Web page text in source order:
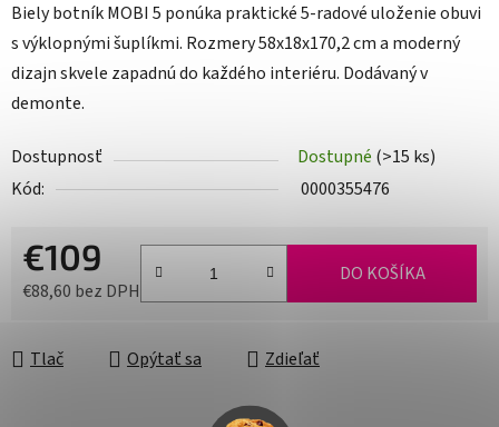
Biely botník MOBI 5 ponúka praktické 5-radové uloženie obuvi
s výklopnými šuplíkmi. Rozmery 58x18x170,2 cm a moderný
dizajn skvele zapadnú do každého interiéru. Dodávaný v
demonte.
Dostupnosť Dostupné (>15 ks)
Kód:
0000355476
€109
€88,60 bez DPH
DO KOŠÍKA
Tlač Opýtať sa Zdieľať